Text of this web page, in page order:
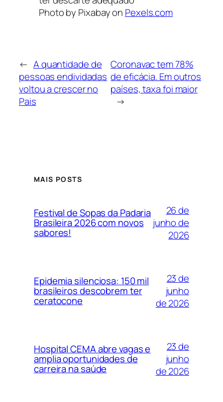
Photo by Pixabay on Pexels.com
← A quantidade de
pessoas endividadas
voltou a crescer no
Pais
Coronavac tem 78%
de eficácia. Em outros
países, taxa foi maior
→
MAIS POSTS
Festival de Sopas da Padaria
Brasileira 2026 com novos
sabores!
26 de
junho de
2026
Epidemia silenciosa: 150 mil
brasileiros descobrem ter
ceratocone
23 de
junho
de 2026
Hospital CEMA abre vagas e
amplia oportunidades de
carreira na saúde
23 de
junho
de 2026